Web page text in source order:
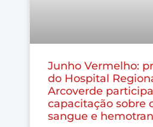
Junho Vermelho:
do Hospital
Arcoverde
capacitação sobre
sangue e